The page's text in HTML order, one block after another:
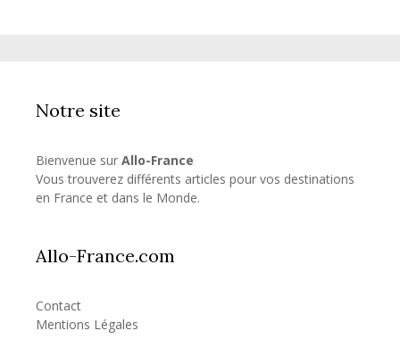
Notre site
Bienvenue sur Allo-France
Vous trouverez différents articles pour vos destinations
en France et dans le Monde.
Allo-France.com
Contact
Mentions Légales